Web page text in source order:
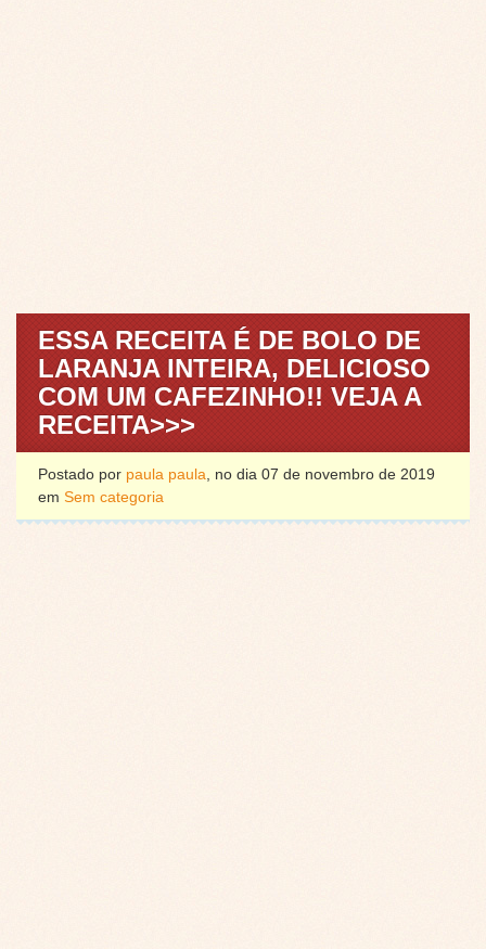
ESSA RECEITA É DE BOLO DE
LARANJA INTEIRA, DELICIOSO
COM UM CAFEZINHO!! VEJA A
RECEITA>>>
Postado por paula paula, no dia 07 de novembro de 2019
em Sem categoria